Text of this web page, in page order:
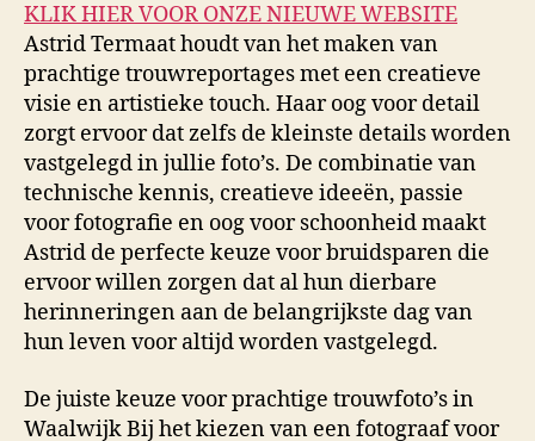
KLIK HIER VOOR ONZE NIEUWE WEBSITE
Astrid Termaat houdt van het maken van
prachtige trouwreportages met een creatieve
visie en artistieke touch. Haar oog voor detail
zorgt ervoor dat zelfs de kleinste details worden
vastgelegd in jullie foto’s. De combinatie van
technische kennis, creatieve ideeën, passie
voor fotografie en oog voor schoonheid maakt
Astrid de perfecte keuze voor bruidsparen die
ervoor willen zorgen dat al hun dierbare
herinneringen aan de belangrijkste dag van
hun leven voor altijd worden vastgelegd.
De juiste keuze voor prachtige trouwfoto’s in
Waalwijk Bij het kiezen van een fotograaf voor